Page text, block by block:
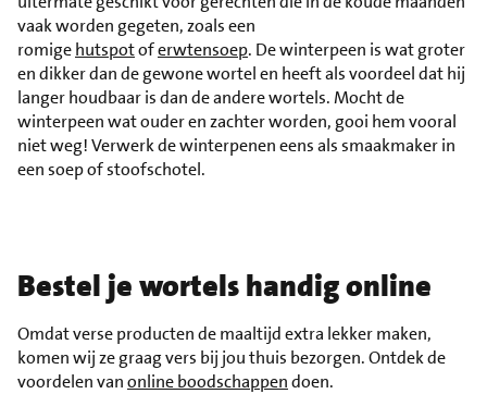
vaak worden gegeten, zoals een
romigehutspotoferwtensoep. De winterpeen is wat groter
en dikker dan de gewone wortel en heeft als voordeel dat hij
langer houdbaar is dan de andere wortels. Mocht de
winterpeen wat ouder en zachter worden, gooi hem vooral
niet weg! Verwerk de winterpenen eens als smaakmaker in
een soep of stoofschotel.
Bestel je wortels handig online
Omdat verse producten de maaltijd extra lekker maken,
komen wij ze graag vers bij jou thuis bezorgen. Ontdek de
voordelen vanonline boodschappendoen.